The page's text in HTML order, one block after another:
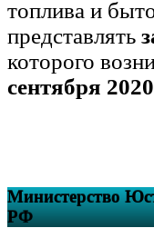
топлива и
представлять
которого
сентября
Министерство
РФ